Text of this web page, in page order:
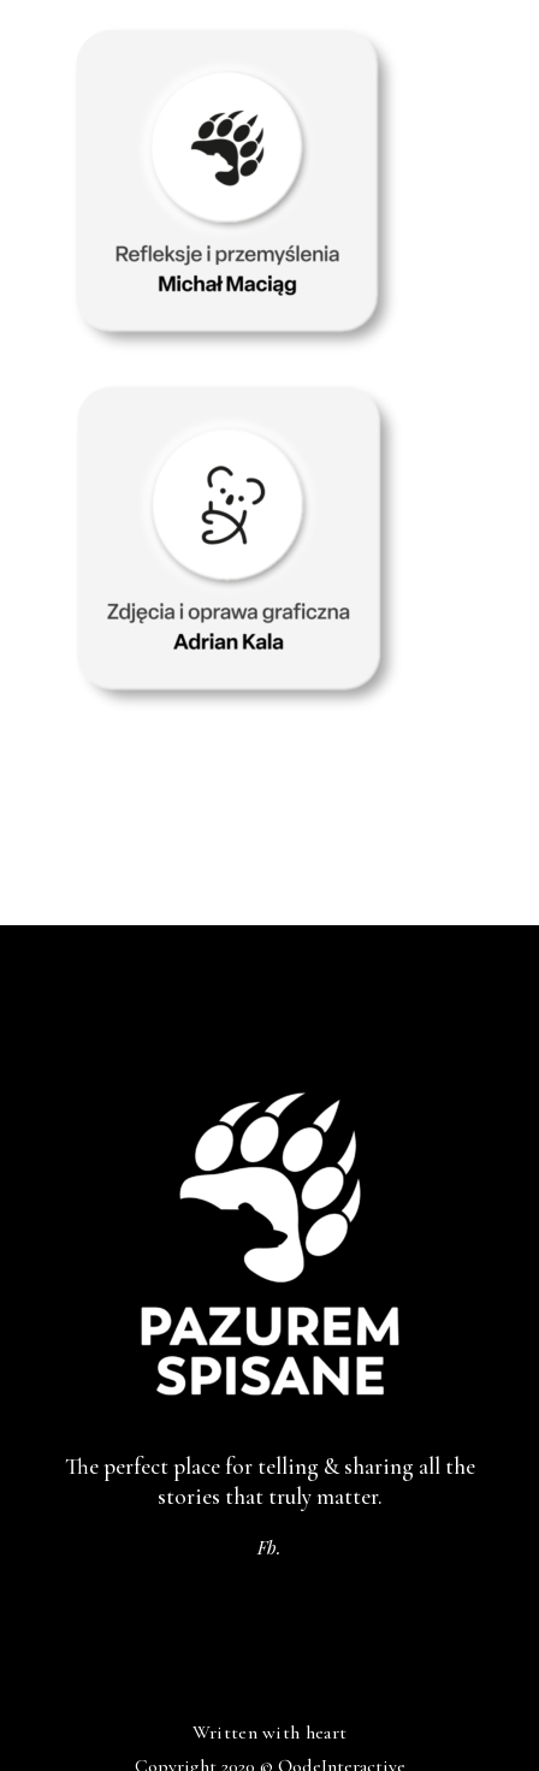
The perfect place for telling & sharing all the
stories that truly matter.
Fb.
Written with heart